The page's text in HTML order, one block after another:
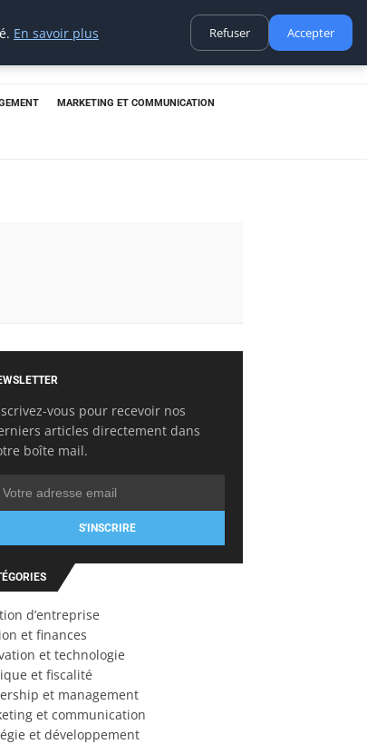
MARKETING ET COMMUNICATION
vous pour recevoir nos
articles directement dans
boîte mail.
S'INSCRIRE
d’entreprise
et finances
et technologie
et fiscalité
et management
et communication
et développement
En savoir plus Refuser Accepter